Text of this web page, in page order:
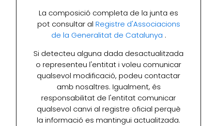
La composició completa de la junta es
pot consultar al Registre d'Associacions
de la Generalitat de Catalunya .
Si detecteu alguna dada desactualitzada
o representeu l'entitat i voleu comunicar
qualsevol modificació, podeu contactar
amb nosaltres. Igualment, és
responsabilitat de l'entitat comunicar
qualsevol canvi al registre oficial perquè
la informació es mantingui actualitzada.